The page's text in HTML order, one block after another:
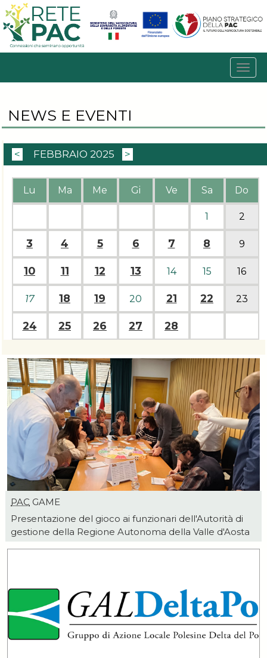
NEWS E EVENTI
< FEBBRAIO 2025 >
Lu Ma Me Gi Ve Sa Do
1 2
3 4 5 6 7 8 9
10 11 12 13 14 15 16
17 18 19 20 21 22 23
24 25 26 27 28
PAC GAME
Presentazione del gioco ai funzionari dell'Autorità di
gestione della Regione Autonoma della Valle d'Aosta